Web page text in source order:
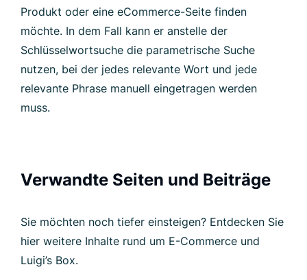
Produkt oder eine eCommerce-Seite finden
möchte. In dem Fall kann er anstelle der
Schlüsselwortsuche die parametrische Suche
nutzen, bei der jedes relevante Wort und jede
relevante Phrase manuell eingetragen werden
muss.
Verwandte Seiten und Beiträge
Sie möchten noch tiefer einsteigen? Entdecken Sie
hier weitere Inhalte rund um E-Commerce und
Luigi’s Box.